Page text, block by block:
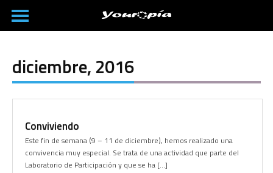
diciembre, 2016
Conviviendo
Este fin de semana (9 – 11 de diciembre), hemos realizado una
convivencia muy especial. Se trata de una actividad que parte del
Laboratorio de Participación y que se ha […]